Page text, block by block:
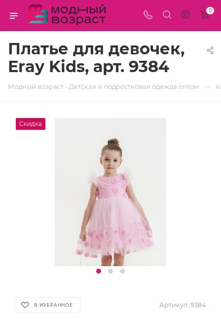
0
Платье для девочек,
Eray Kids, арт. 9384
Модный возраст - Детская и подростковая одежда оптом —
Скидка
В ИЗБРАННОЕ Артикул: 9384